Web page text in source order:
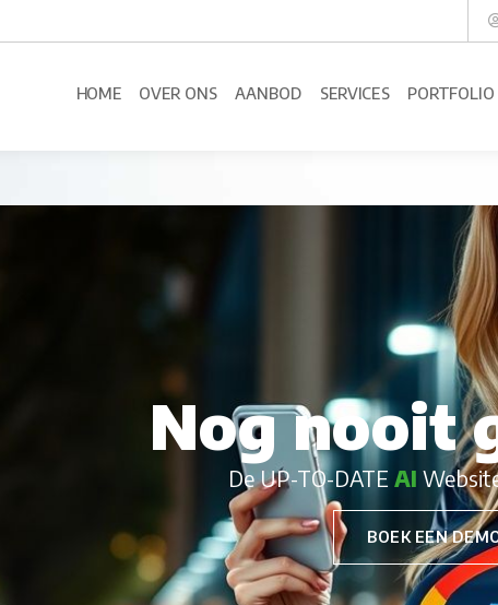
HOME OVER ONS AANBOD SERVICES PORTFOLIO
Nog nooit
De UP-TO-DATEAI
BOEK EEN